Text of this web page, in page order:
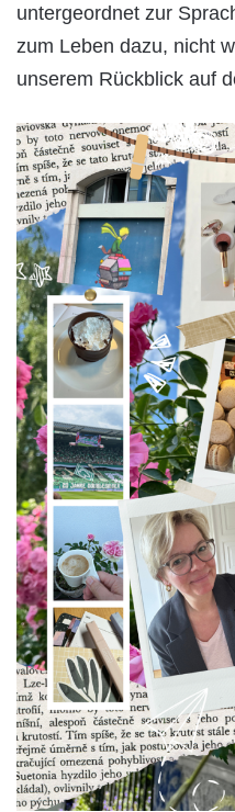
untergeordnet zur
zum Leben dazu, nicht
unserem Rückblick auf